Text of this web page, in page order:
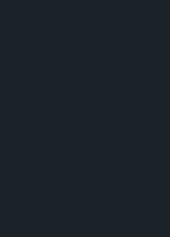
en décembre